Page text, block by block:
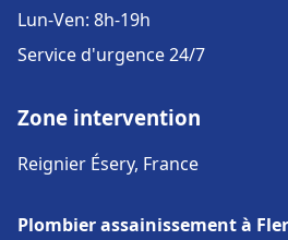
Lun-Ven: 8h-19h
Service d'urgence 24/7
Zone intervention
Reignier Ésery, France
Plombier assainissement à